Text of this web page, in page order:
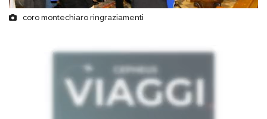
coro montechiaro ringraziamenti